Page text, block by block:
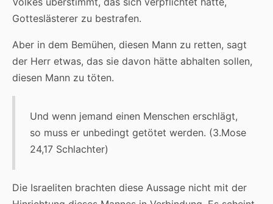
Gotteslästerer zu bestrafen.
Aber in dem Bemühen, diesen Mann zu retten, sagt
der Herr etwas, das sie davon hätte abhalten sollen,
diesen Mann zu töten.
Und wenn jemand einen Menschen erschlägt,
so muss er unbedingt getötet werden. (3.Mose
24,17 Schlachter)
Die Israeliten brachten diese Aussage nicht mit der